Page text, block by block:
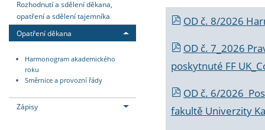
Rozhodnutí a sdělení děkana,
opatření a sdělení tajemníka
Opatření děkana
Harmonogram akademického
roku
Směrnice a provozní řády
Zápisy
OD č. 8/2026
OD č. 7_2026
poskytnuté FF
OD č. 6/2026
fakultě Univerzity